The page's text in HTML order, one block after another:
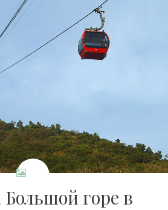
Большой горе в